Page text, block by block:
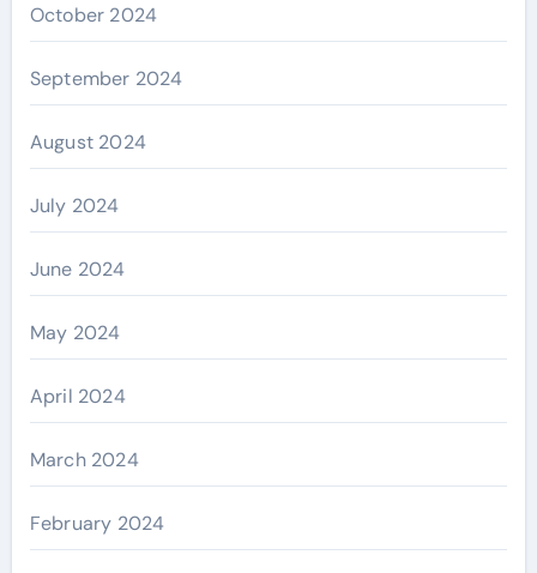
October 2024
September 2024
August 2024
July 2024
June 2024
May 2024
April 2024
March 2024
February 2024